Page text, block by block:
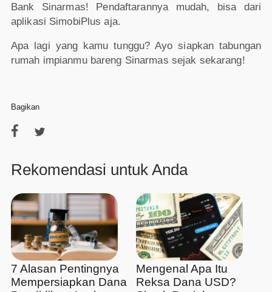
Bank Sinarmas! Pendaftarannya mudah, bisa dari
aplikasi SimobiPlus aja.
Apa lagi yang kamu tunggu? Ayo siapkan tabungan
rumah impianmu bareng Sinarmas sejak sekarang!
Bagikan
Rekomendasi untuk Anda
7 Alasan Pentingnya
Mempersiapkan Dana
Mengenal Apa Itu
Reksa Dana USD?